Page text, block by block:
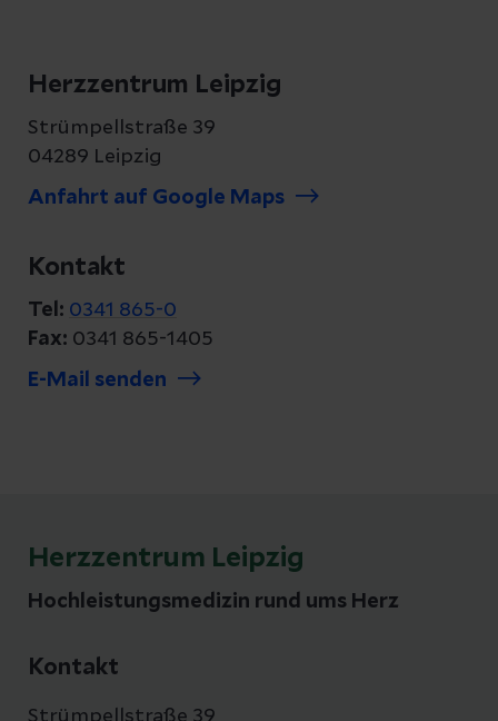
Herzzentrum Leipzig
Strümpellstraße 39
04289 Leipzig
Anfahrt auf Google Maps
Kontakt
Tel: 0341 865-0
Fax: 0341 865-1405
E-Mail senden
Herzzentrum Leipzig
Hochleistungsmedizin rund ums Herz
Kontakt
Strümpellstraße 39